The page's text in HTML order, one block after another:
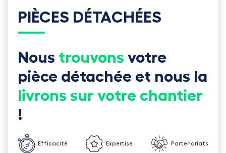
PIÈCES DÉTACHÉES
Nous trouvons votre
pièce détachée et nous la
livrons sur votre chantier
!
Efficacité Expertise Partenariats